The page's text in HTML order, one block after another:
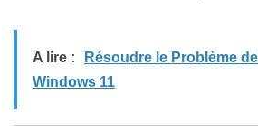
A lire :
Résoudre le Problème
Windows 11